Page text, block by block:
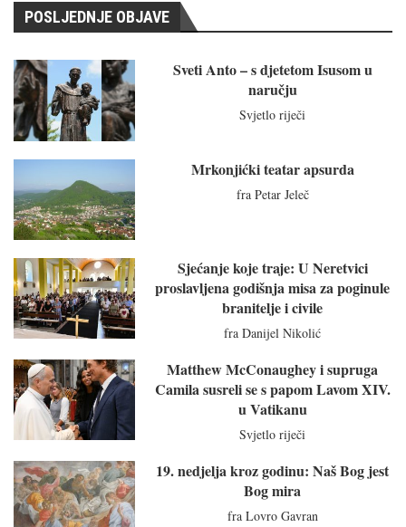
POSLJEDNJE OBJAVE
Sveti Anto – s djetetom Isusom u
naručju
Svjetlo riječi
Mrkonjićki teatar apsurda
fra Petar Jeleč
Sjećanje koje traje: U Neretvici
proslavljena godišnja misa za poginule
branitelje i civile
fra Danijel Nikolić
Matthew McConaughey i supruga
Camila susreli se s papom Lavom XIV.
u Vatikanu
Svjetlo riječi
19. nedjelja kroz godinu: Naš Bog jest
Bog mira
fra Lovro Gavran